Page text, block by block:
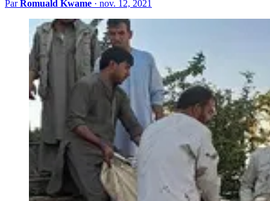
ParRomuald Kwame · nov. 12, 2021